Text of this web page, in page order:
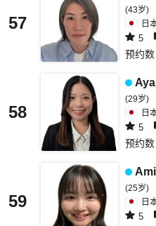
57
(43岁)
日
5
预约
58
(29岁)
日
5
预约
59
Ami
(25岁)
日
5